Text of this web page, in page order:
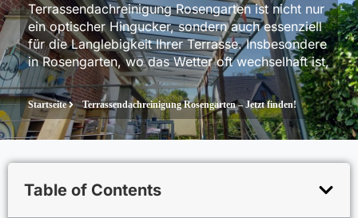
Terrassendachreinigung Rosengarten ist nicht nur
ein optischer Hingucker, sondern auch essenziell
für die Langlebigkeit Ihrer Terrasse. Insbesondere
in Rosengarten, wo das Wetter oft wechselhaft ist,
Startseite Terrassendachreinigung Rosengarten – Jetzt finden!
Table of Contents